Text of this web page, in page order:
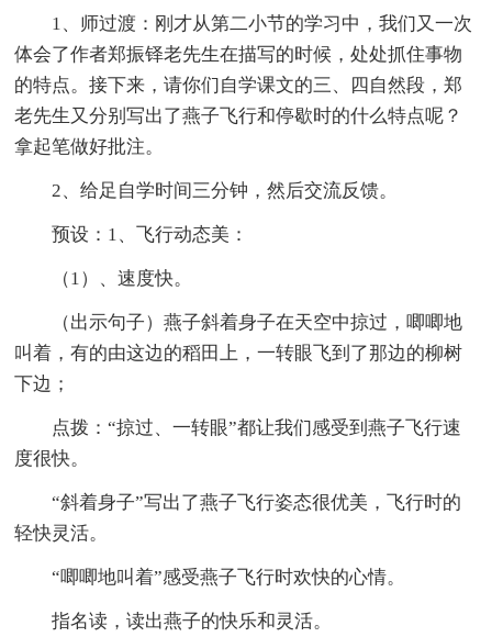
1、师过渡：刚才从第二小节的学习中，我们又一次
体会了作者郑振铎老先生在描写的时候，处处抓住事物
的特点。接下来，请你们自学课文的三、四自然段，郑
老先生又分别写出了燕子飞行和停歇时的什么特点呢？
拿起笔做好批注。
2、给足自学时间三分钟，然后交流反馈。
预设：1、飞行动态美：
（1）、速度快。
（出示句子）燕子斜着身子在天空中掠过，唧唧地
叫着，有的由这边的稻田上，一转眼飞到了那边的柳树
下边；
点拨：“掠过、一转眼”都让我们感受到燕子飞行速
度很快。
“斜着身子”写出了燕子飞行姿态很优美，飞行时的
轻快灵活。
“唧唧地叫着”感受燕子飞行时欢快的心情。
指名读，读出燕子的快乐和灵活。